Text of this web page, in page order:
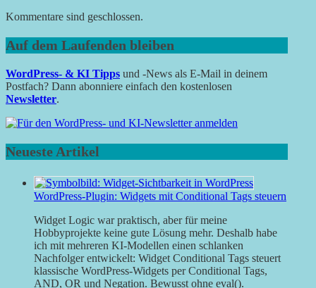
Kommentare sind geschlossen.
Auf dem Laufenden bleiben
WordPress- & KI Tipps und -News als E-Mail in deinem
Postfach? Dann abonniere einfach den kostenlosen
Newsletter.
Neueste Artikel
WordPress-Plugin: Widgets mit Conditional Tags steuern
Widget Logic war praktisch, aber für meine
Hobbyprojekte keine gute Lösung mehr. Deshalb habe
ich mit mehreren KI-Modellen einen schlanken
Nachfolger entwickelt: Widget Conditional Tags steuert
klassische WordPress-Widgets per Conditional Tags,
AND, OR und Negation. Bewusst ohne eval().